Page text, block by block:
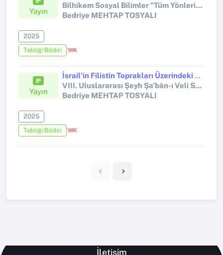
Yayın
Bilhikem Sosyal Bilimler "Tüm Yönleriyle Filistin" Sempozyumu
Bedriye MEHTAP TOSYALI
2025
Tebliğ/Bildiri
Yayın
İsrail'in Filistin Toprakları Üzerindeki Hak İddiaları
VIII. Uluslararası Şeyh Şa'bân-ı Veli Sempozyumu "Tarihten Günümüze Filistin ve Kudüs"
Bedriye MEHTAP TOSYALI
2025
Tebliğ/Bildiri
İletişim